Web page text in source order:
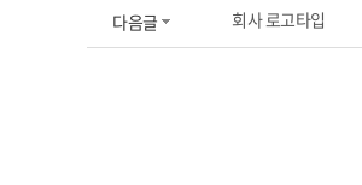
다음글 회사 로고타입